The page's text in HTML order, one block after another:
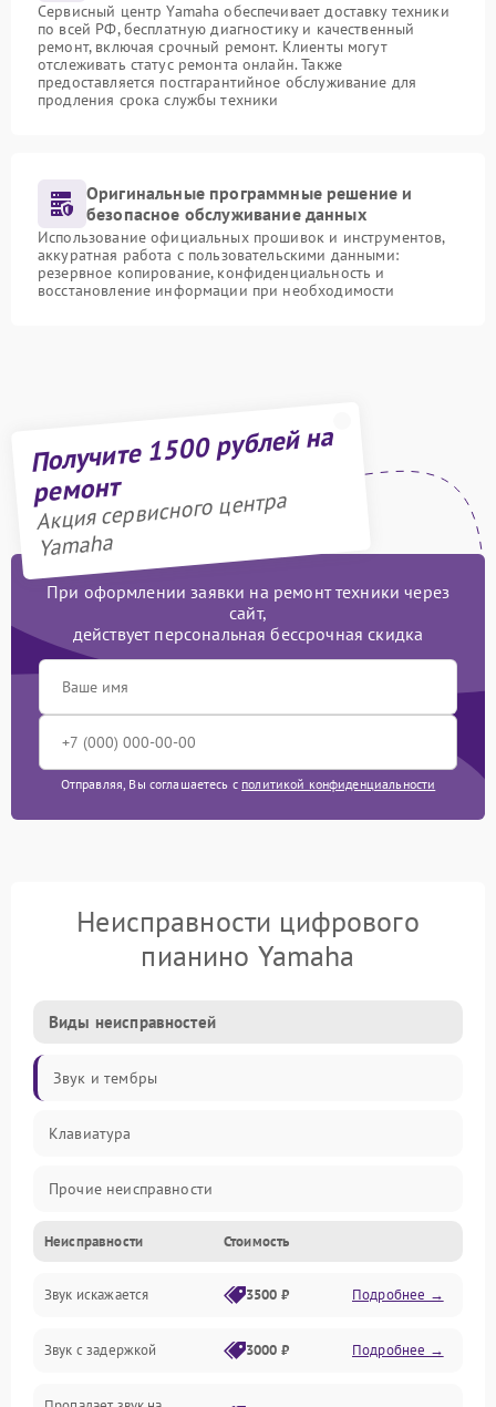
Сервисный центр Yamaha обеспечивает доставку техники
по всей РФ, бесплатную диагностику и качественный
ремонт, включая срочный ремонт. Клиенты могут
отслеживать статус ремонта онлайн. Также
предоставляется постгарантийное обслуживание для
продления срока службы техники
Оригинальные программные решение и
безопасное обслуживание данных
Использование официальных прошивок и инструментов,
аккуратная работа с пользовательскими данными:
резервное копирование, конфиденциальность и
восстановление информации при необходимости
Получите 1500 рублей на
ремонт
Акция сервисного центра
Yamaha
При оформлении заявки на ремонт техники через
сайт,
действует персональная бессрочная скидка
Отправляя, Вы соглашаетесь с политикой конфиденциальности
Неисправности цифрового
пианино Yamaha
Виды неисправностей
Звук и тембры
Клавиатура
Прочие неисправности
Включение и работа
Управление и электроника
Подключения и интерфейсы
Неисправности Стоимость
Звук искажается 3500 ₽ Подробнее →
Звук с задержкой 3000 ₽ Подробнее →